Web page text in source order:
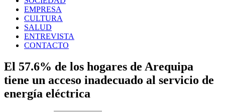
EMPRESA
CULTURA
SALUD
ENTREVISTA
CONTACTO
El 57.6% de los hogares de Arequipa
tiene un acceso inadecuado al servicio de
energía eléctrica